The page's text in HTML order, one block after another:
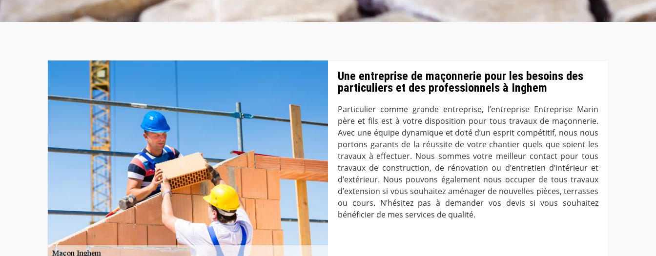
Une entreprise de maçonnerie pour les besoins des
particuliers et des professionnels à Inghem
Particulier comme grande entreprise, l’entreprise Entreprise Marin
père et fils est à votre disposition pour tous travaux de maçonnerie.
Avec une équipe dynamique et doté d’un esprit compétitif, nous nous
portons garants de la réussite de votre chantier quels que soient les
travaux à effectuer. Nous sommes votre meilleur contact pour tous
travaux de construction, de rénovation ou d’entretien d’intérieur et
d’extérieur. Nous pouvons également nous occuper de tous travaux
d’extension si vous souhaitez aménager de nouvelles pièces, terrasses
ou cours. N’hésitez pas à demander vos devis si vous souhaitez
bénéficier de mes services de qualité.